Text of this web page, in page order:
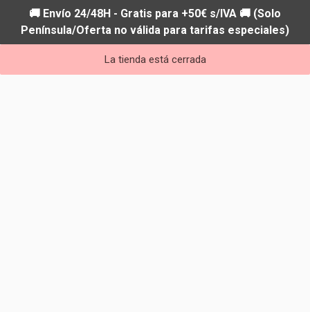
🚚 Envío 24/48H - Gratis para +50€ s/IVA 🚚 (Solo
Península/Oferta no válida para tarifas especiales)
La tienda está cerrada